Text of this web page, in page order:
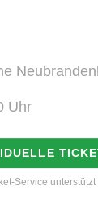
Uhr
Service unterstützt